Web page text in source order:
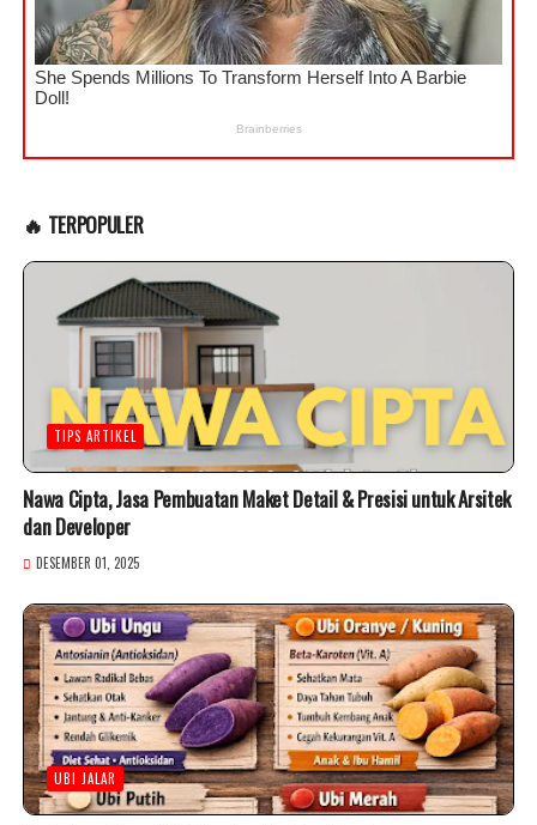
🔥 TERPOPULER
TIPS ARTIKEL
Nawa Cipta, Jasa Pembuatan Maket Detail & Presisi untuk Arsitek
dan Developer
DESEMBER 01, 2025
UBI JALAR